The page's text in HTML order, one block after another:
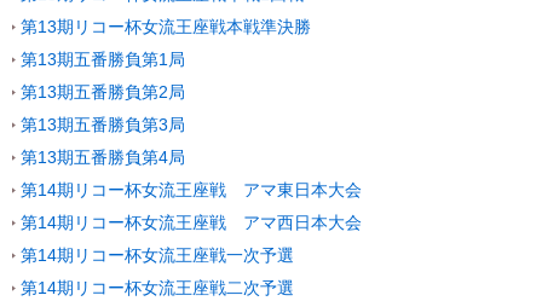
第13期リコー杯女流王座戦本戦準決勝
第13期五番勝負第1局
第13期五番勝負第2局
第13期五番勝負第3局
第13期五番勝負第4局
第14期リコー杯女流王座戦 アマ東日本大会
第14期リコー杯女流王座戦 アマ西日本大会
第14期リコー杯女流王座戦一次予選
第14期リコー杯女流王座戦二次予選